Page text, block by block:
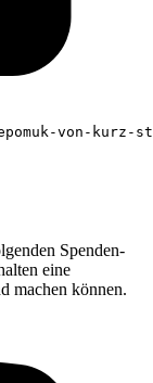
von-kurz-
Spenden-
eine
machen können.